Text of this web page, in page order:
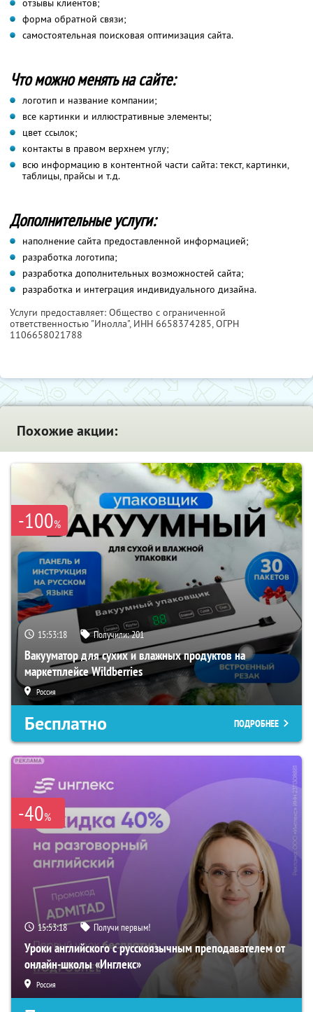
отзывы клиентов;
форма обратной связи;
самостоятельная поисковая оптимизация сайта.
Что можно менять на сайте:
логотип и название компании;
все картинки и иллюстративные элементы;
цвет ссылок;
контакты в правом верхнем углу;
всю информацию в контентной части сайта: текст, картинки,
таблицы, прайсы и т.д.
Дополнительные услуги:
наполнение сайта предоставленной информацией;
разработка логотипа;
разработка дополнительных возможностей сайта;
разработка и интеграция индивидуального дизайна.
Услуги предоставляет: Общество с ограниченной
ответственностью "Инолла", ИНН 6658374285, ОГРН
1106658021788
Похожие акции:
-100%
15:53:17 Получили:201
Вакууматор для сухих и влажных продуктов на
маркетплейсе Wildberries
Россия
Бесплатно ПОДРОБНЕЕ
-40%
15:53:17 Получи первым!
Уроки английского с русскоязычным преподавателем от
онлайн-школы «Инглекс»
Россия